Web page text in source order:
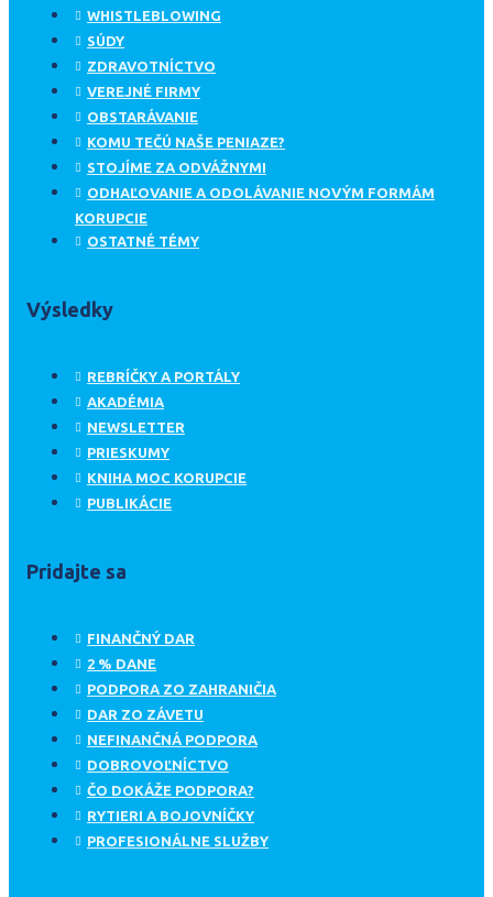
WHISTLEBLOWING
SÚDY
ZDRAVOTNÍCTVO
VEREJNÉ FIRMY
OBSTARÁVANIE
KOMU TEČÚ NAŠE PENIAZE?
STOJÍME ZA ODVÁŽNYMI
ODHAĽOVANIE A ODOLÁVANIE NOVÝM FORMÁM
KORUPCIE
OSTATNÉ TÉMY
Výsledky
REBRÍČKY A PORTÁLY
AKADÉMIA
NEWSLETTER
PRIESKUMY
KNIHA MOC KORUPCIE
PUBLIKÁCIE
Pridajte sa
FINANČNÝ DAR
2 % DANE
PODPORA ZO ZAHRANIČIA
DAR ZO ZÁVETU
NEFINANČNÁ PODPORA
DOBROVOĽNÍCTVO
ČO DOKÁŽE PODPORA?
RYTIERI A BOJOVNÍČKY
PROFESIONÁLNE SLUŽBY